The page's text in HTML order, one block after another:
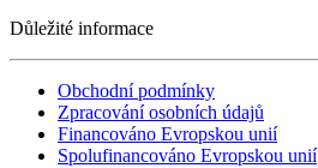
Důležité informace
Obchodní podmínky
Zpracování osobních údajů
Financováno Evropskou unií
Spolufinancováno Evropskou unií